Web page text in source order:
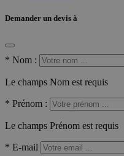
Demander un devis à
* Nom :
Le champs Nom est requis
* Prénom :
Le champs Prénom est requis
* E-mail